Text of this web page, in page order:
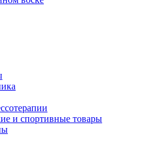
и спортивные товары